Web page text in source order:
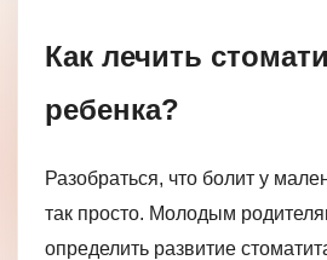
Как лечить
ребенка?
Разобраться, что болит у
так просто. Молодым
определить развитие